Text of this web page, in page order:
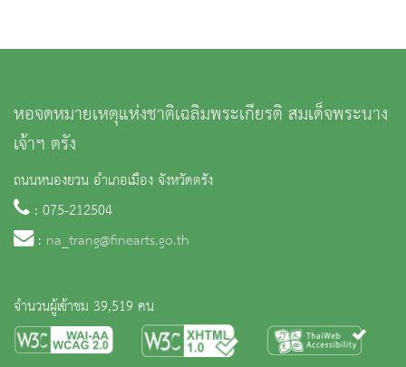
หอจดหมายเหตุแห่งชาติเฉลิมพระเกียรติ สมเด็จพระนาง
เจ้าฯ ตรัง
ถนนหนองยวน อำเภอเมือง จังหวัดตรัง
: 075-212504
: na_trang@finearts.go.th
จำนวนผู้เข้าชม 39,519 คน